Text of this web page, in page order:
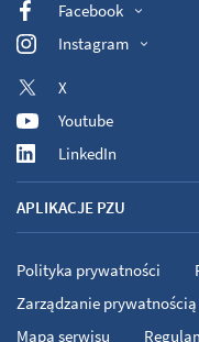
Facebook
Instagram
X
Youtube
LinkedIn
APLIKACJE PZU
Polityka prywatności
Zarządzanie
Mapa serwisu